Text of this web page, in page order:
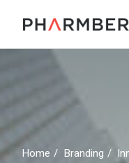
content
Home Branding